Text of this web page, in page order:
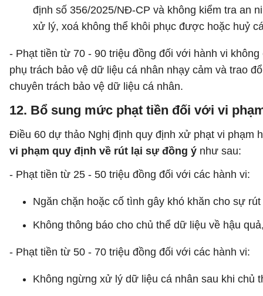
định số 356/2025/NĐ-CP và không kiểm tra an
xử lý, xoá không thể khôi phục được hoặc huỷ
- Phạt tiền từ 70 - 90 triệu đồng đối với hành vi
phụ trách bảo vệ dữ liệu cá nhân nhạy cảm và trao
chuyên trách bảo vệ dữ liệu cá nhân.
12. Bổ sung mức phạt tiền đối với vi
Điều 60 dự thảo Nghị định quy định xử phạt vi phạm
vi phạm quy định về rút lại sự đồng ý như sau:
- Phạt tiền từ 25 - 50 triệu đồng đối với các hành vi:
Ngăn chặn hoặc cố tình gây khó khăn cho sự
Không thông báo cho chủ thể dữ liệu về hậu
- Phạt tiền từ 50 - 70 triệu đồng đối với các hành vi:
Không ngừng xử lý dữ liệu cá nhân sau khi chủ